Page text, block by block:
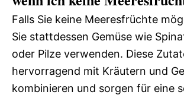
Falls Sie keine Meeresfrüchte
Sie stattdessen Gemüse wie
oder Pilze verwenden. Diese
hervorragend mit Kräutern und
kombinieren und sorgen für eine